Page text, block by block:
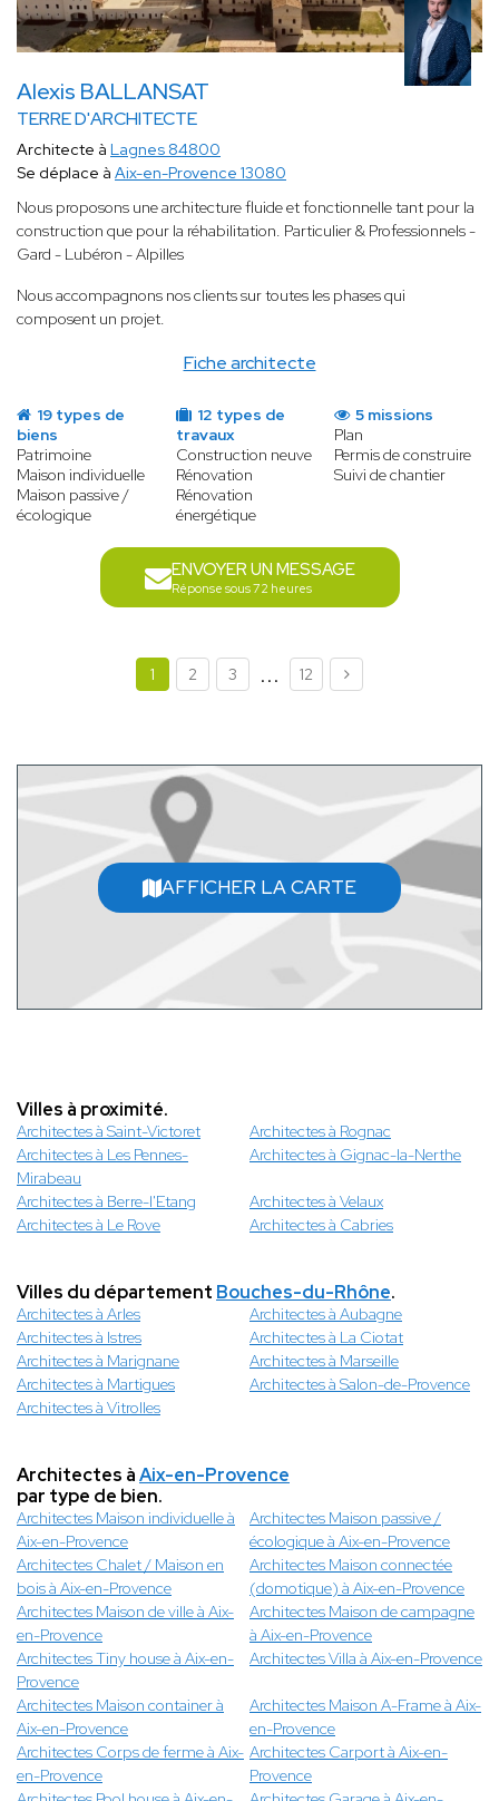
Alexis BALLANSAT
TERRE D'ARCHITECTE
Fiche architecte
Architecte à Lagnes 84800
Se déplace à Aix-en-Provence 13080
Nous proposons une architecture fluide et fonctionnelle tant pour la
construction que pour la réhabilitation. Particulier & Professionnels -
Gard - Lubéron - Alpilles
Nous accompagnons nos clients sur toutes les phases qui
composent un projet.
19 types de
biens
Patrimoine
Maison individuelle
Maison passive /
écologique
12 types de
travaux
Construction neuve
Rénovation
Rénovation
énergétique
5 missions
Plan
Permis de construire
Suivi de chantier
ENVOYER UN MESSAGE
Réponse sous 72 heures
1 2 3 ... 12
AFFICHER LA CARTE
Villes à proximité.
Architectes à Saint-Victoret
Architectes à Rognac
Architectes à Les Pennes-
Mirabeau
Architectes à Gignac-la-Nerthe
Architectes à Berre-l'Etang
Architectes à Velaux
Architectes à Le Rove
Architectes à Cabries
Villes du département Bouches-du-Rhône.
Architectes à Arles
Architectes à Aubagne
Architectes à Istres
Architectes à La Ciotat
Architectes à Marignane
Architectes à Marseille
Architectes à Martigues
Architectes à Salon-de-Provence
Architectes à Vitrolles
Architectes àAix-en-Provence
par type de bien.
Architectes Maison individuelle à
Aix-en-Provence
Architectes Maison passive /
écologique à Aix-en-Provence
Architectes Chalet / Maison en
bois à Aix-en-Provence
Architectes Maison connectée
(domotique) à Aix-en-Provence
Architectes Maison de ville à Aix-
en-Provence
Architectes Maison de campagne
à Aix-en-Provence
Architectes Tiny house à Aix-en-
Provence
Architectes Villa à Aix-en-Provence
Architectes Maison container à
Aix-en-Provence
Architectes Maison A-Frame à Aix-
en-Provence
Architectes Corps de ferme à Aix-
en-Provence
Architectes Carport à Aix-en-
Provence